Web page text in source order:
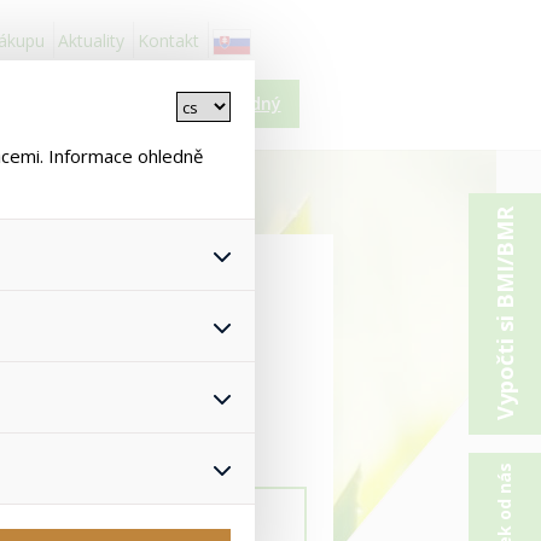
Vypočti si BMI/BMR
Aktuality Kontakt
Košík je prázdný
International
Informace ohledně
s uživáním cookies. Pro
nedokážeme zjistit
se nevhodným